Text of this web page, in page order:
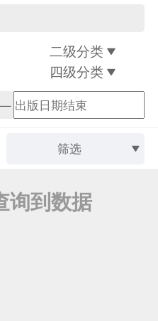
二级分类
四级分类
筛选
询到数据